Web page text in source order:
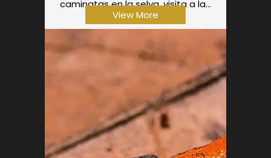
caminatas en la selva, visita a la...
View More